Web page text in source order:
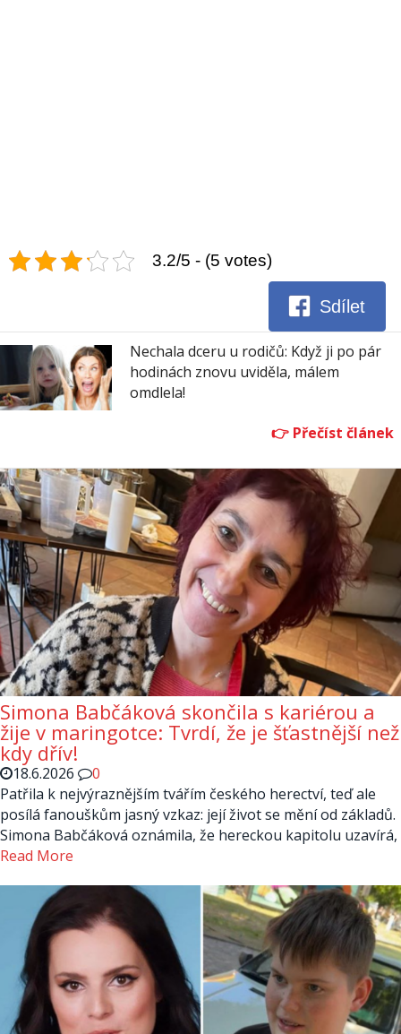
3.2/5 - (5 votes)
Sdílet
Nechala dceru u rodičů: Když ji po pár
hodinách znovu uviděla, málem
omdlela!
Simona Babčáková skončila s kariérou a
žije v maringotce: Tvrdí, že je šťastnější než
kdy dřív!
18.6.2026
0
Patřila k nejvýraznějším tvářím českého herectví, teď ale
posílá fanouškům jasný vzkaz: její život se mění od základů.
Simona Babčáková oznámila, že hereckou kapitolu uzavírá,
Read More